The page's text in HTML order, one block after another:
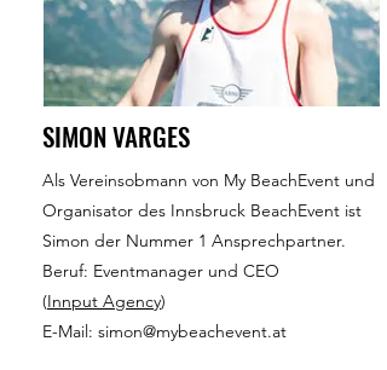
SIMON VARGES
Als Vereinsobmann von My BeachEvent und
Organisator des Innsbruck BeachEvent ist
Simon der Nummer 1 Ansprechpartner.
Beruf: Eventmanager und CEO
(Innput Agency)
E-Mail: simon@mybeachevent.at